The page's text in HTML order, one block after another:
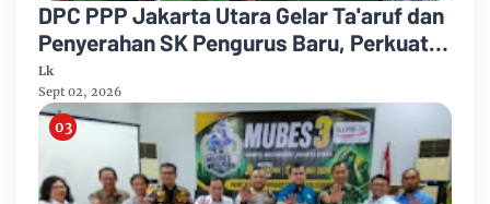
DPC PPP Jakarta Utara Gelar Ta'aruf dan
Penyerahan SK Pengurus Baru, Perkuat
Konsolidasi Jelang Musancab 2026
Lk
Sept 02, 2026